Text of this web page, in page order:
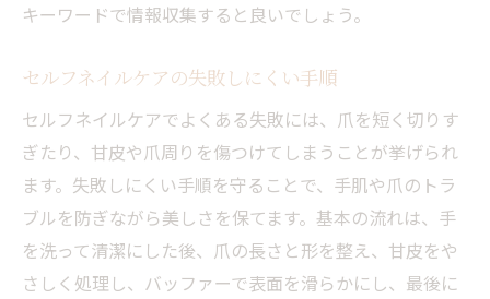
キーワードで情報収集すると良いでしょう。
セルフネイルケアの失敗しにくい手順
セルフネイルケアでよくある失敗には、爪を短く切りす
ぎたり、甘皮や爪周りを傷つけてしまうことが挙げられ
ます。失敗しにくい手順を守ることで、手肌や爪のトラ
ブルを防ぎながら美しさを保てます。基本の流れは、手
を洗って清潔にした後、爪の長さと形を整え、甘皮をや
さしく処理し、バッファーで表面を滑らかにし、最後に